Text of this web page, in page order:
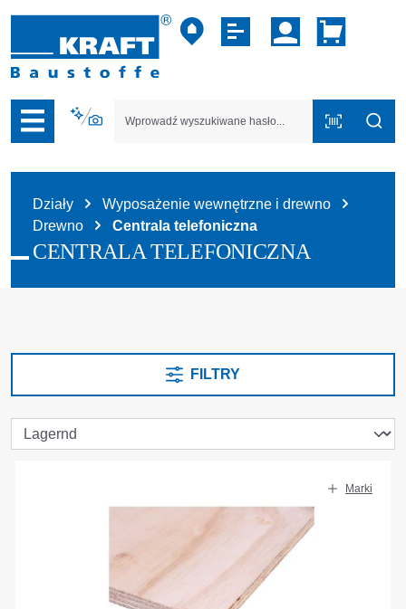
do nawigacji na platformie B2B
Działy
Wyposażenie wewnętrzne i drewno
Drewno
Centrala telefoniczna
CENTRALA TELEFONICZNA
FILTRY
Marki